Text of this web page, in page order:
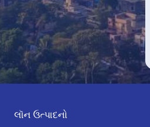
લૉન ઉત્પાદનો